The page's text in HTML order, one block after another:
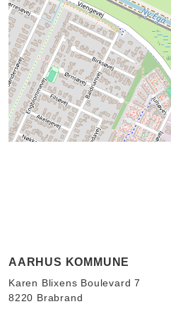
AARHUS KOMMUNE
Karen Blixens Boulevard 7
8220 Brabrand